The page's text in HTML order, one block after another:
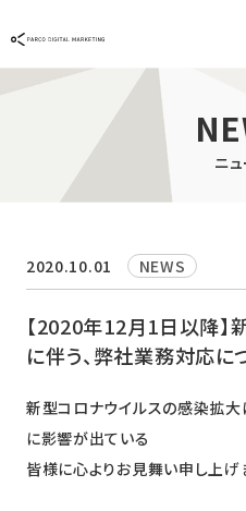
サービス & ソリューション
PICTONA
PDM XR
デジタルサイネージ
しふとん
ウェブアクセシビリティ
導入事例
お客様の声
クライアント一覧
ニ
2020.10.01 NEWS
【2020年12月1日以降】
に伴う、弊社業務対応に
新型コロナウイルスの感染拡
に影響が出ている
皆様に心よりお見舞い申し上げ